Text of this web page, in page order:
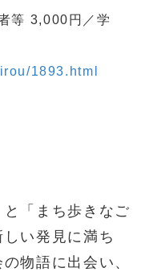
等 3,000円／学
1893.html
「まち歩きなご
い発見に満ち
物語に出会い、